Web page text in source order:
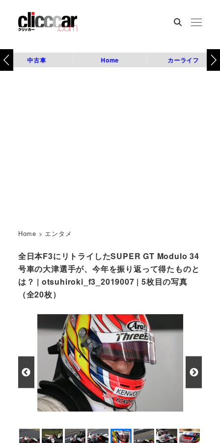
中古車 Home カーライフ
Home > エンタメ
全日本F3にリトライしたSUPER GT Modulo 34
号車の大津選手が、今年を振り返って得たものと
は？ | otsuhiroki_f3_2019007 | 5枚目の写真
（全20枚）